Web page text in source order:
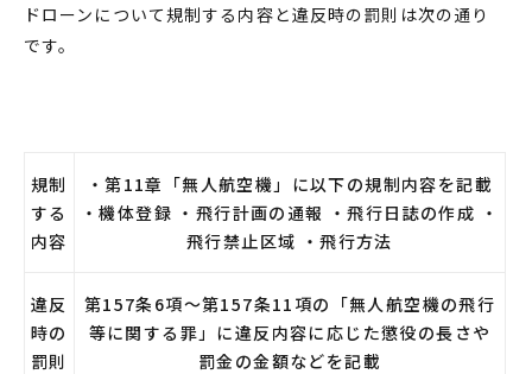
ドローン について規制する内容と違反時の罰則 は次の通り
です。
規制
する
内容
・第11章「無人航空機」に以下の規制内容を記載
・機体登録 ・飛行計画の通報 ・飛行日誌の作成 ・
飛行禁止区域 ・飛行方法
違反
時の
罰則
第157条6項～第157条11項の「無人航空機の飛行
等に関する罪」に違反内容に応じた懲役の長さや
罰金の金額などを記載